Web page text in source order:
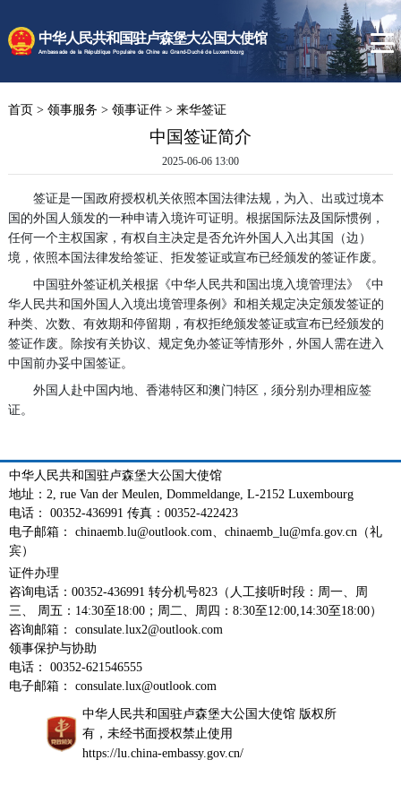
中华人民共和国驻卢森堡大公国大使馆
Ambassade de la République Populaire de Chine au Grand-Duché de Luxembourg
使馆速递
卢森堡概况
领事服务
首页 > 领事服务 > 领事证件> 来华签证
中国签证简介
2025-06-06 13:00
签证是一国政府授权机关依照本国法律法规，为入、出或过境本
国的外国人颁发的一种申请入境许可证明。根据国际法及国际惯例，
任何一个主权国家，有权自主决定是否允许外国人入出其国（边）
境，依照本国法律发给签证、拒发签证或宣布已经颁发的签证作废。
中国驻外签证机关根据《中华人民共和国出境入境管理法》《中
华人民共和国外国人入境出境管理条例》和相关规定决定颁发签证的
种类、次数、有效期和停留期，有权拒绝颁发签证或宣布已经颁发的
签证作废。除按有关协议、规定免办签证等情形外，外国人需在进入
中国前办妥中国签证。
外国人赴中国内地、香港特区和澳门特区，须分别办理相应签
证。
中华人民共和国驻卢森堡大公国大使馆
地址：2, rue Van der Meulen, Dommeldange, L-2152 Luxembourg
电话： 00352-436991 传真：00352-422423
电子邮箱： chinaemb.lu@outlook.com、chinaemb_lu@mfa.gov.cn（礼
宾）
证件办理
咨询电话：00352-436991 转分机号823（人工接听时段：周一、周
三、 周五：14:30至18:00；周二、周四：8:30至12:00,14:30至18:00）
咨询邮箱： consulate.lux2@outlook.com
领事保护与协助
电话： 00352-621546555
电子邮箱： consulate.lux@outlook.com
中华人民共和国驻卢森堡大公国大使馆 版权所
有，未经书面授权禁止使用
https://lu.china-embassy.gov.cn/